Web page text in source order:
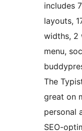
includes
layouts,
widths, 2
menu,
The
great on
personal
SEO-